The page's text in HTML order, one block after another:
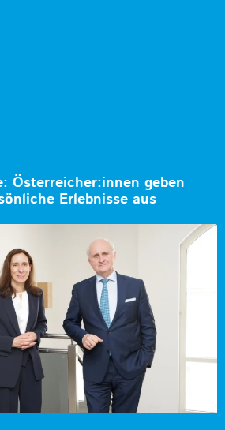
Österreicher:innen geben
Erlebnisse aus